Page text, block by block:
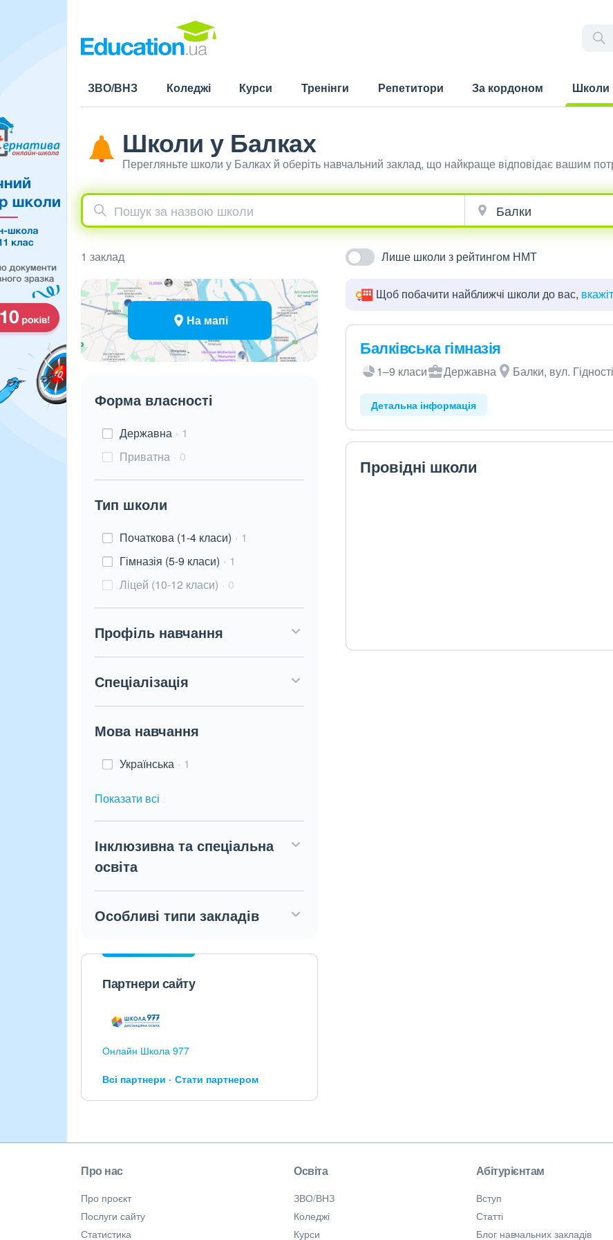
ЗВО/ВНЗ Коледжі Курси Тренінги Репетитори За кордоном
Школи
Школи у Балках
Перегляньте школи у Балках й оберіть навчальний заклад, що найкраще відповідає вашим
1 заклад Лише школи з рейтингом НМТ
На мапі
Форма власності
Державна
1
Приватна
0
Тип школи
Початкова (1-4 класи)
1
Гімназія (5-9 класи)
1
Ліцей (10-12 класи)
0
Профіль навчання
Спеціалізація
Мова навчання
Українська 1
Показати всі
Інклюзивна та спеціальна
освіта
Особливі типи закладів
Партнери сайту
Онлайн Школа 977
Всі партнери Стати партнером
Щоб побачити найближчі школи до вас,
Балківська гімназія
1–9 класи Державна Балки, вул.
Детальна інформація
Провідні школи
Про нас
Про проєкт
Послуги сайту
Статистика
Освіта
ЗВО/ВНЗ
Коледжі
Курси
Абітурієнтам
Вступ
Статті
Блог навчальних закладів